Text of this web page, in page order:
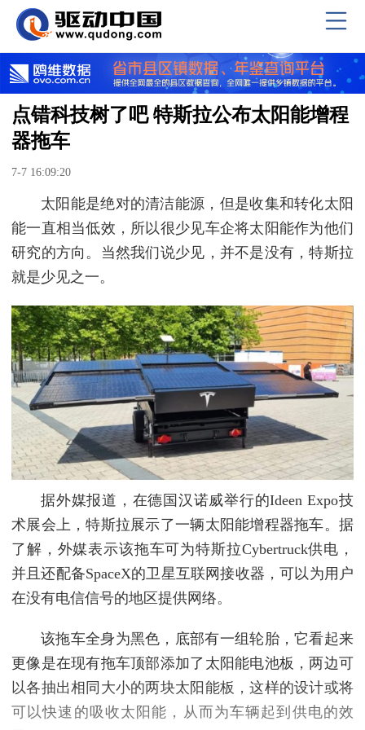
点错科技树了吧 特斯拉公布太阳能增程
器拖车
7-7 16:09:20
太阳能是绝对的清洁能源，但是收集和转化太阳
能一直相当低效，所以很少见车企将太阳能作为他们
研究的方向。当然我们说少见，并不是没有，特斯拉
就是少见之一。
据外媒报道，在德国汉诺威举行的Ideen Expo技
术展会上，特斯拉展示了一辆太阳能增程器拖车。据
了解，外媒表示该拖车可为特斯拉Cybertruck供电，
并且还配备SpaceX的卫星互联网接收器，可以为用户
在没有电信信号的地区提供网络。
该拖车全身为黑色，底部有一组轮胎，它看起来
更像是在现有拖车顶部添加了太阳能电池板，两边可
以各抽出相同大小的两块太阳能板，这样的设计或将
可以快速的吸收太阳能，从而为车辆起到供电的效